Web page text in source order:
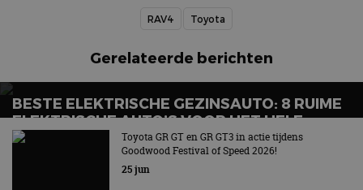
RAV4 Toyota
Gerelateerde berichten
BESTE ELEKTRISCHE GEZINSAUTO: 8 RUIME
ELEKTRISCHE AUTO’S VOOR HET HELE
GEZIN
Wat is de beste elektrische gezinsauto voor grote
Toyota GR GT en GR GT3 in actie tijdens
Goodwood Festival of Speed 2026!
25 jun